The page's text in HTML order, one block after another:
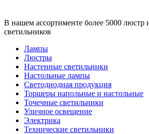
В нашем ассортименте более 5000 люстр
светильников
Лампы
Люстры
Настенные светильники
Настольные лампы
Светодиодная продукция
Торшеры напольные и настольные
Точечные светильники
Уличное освещение
Электрика
Технические светильники